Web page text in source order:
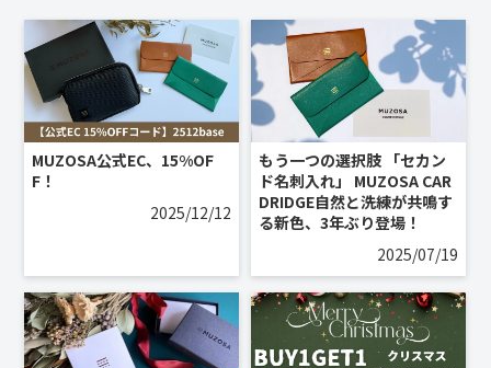
MUZOSA公式EC、15%OF
F！
2025/12/12
もう一つの選択肢 「セカン
ド名刺入れ」 MUZOSA CAR
DRIDGE自然と洗練が共鳴す
る新色、3年ぶり登場！
2025/07/19